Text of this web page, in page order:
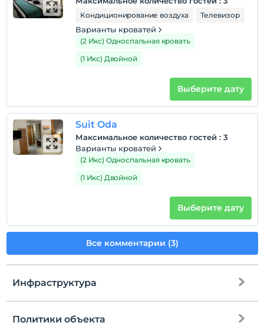
Время выезда
До 12:00
Домашние животные
С детей младше 2 плата не взимается.
Плата за 1 ребенка (детей) в возрасте до 6 на номер
не взимается.
Кондиционирование воздуха Телевизор
Варианты кроватей
(2 Икс) Односпальная кровать
(1 Икс) Двойной
Выберите дату
Suit Oda
Максимальное количество гостей : 3
Варианты кроватей
(2 Икс) Односпальная кровать
(1 Икс) Двойной
Выберите дату
Все комментарии (3)
Инфраструктура
Политики объекта